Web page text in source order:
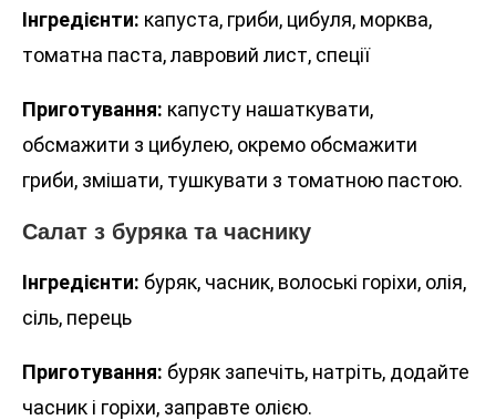
Інгредієнти: капуста, гриби, цибуля, морква,
томатна паста, лавровий лист, спеції
Приготування: капусту нашаткувати,
обсмажити з цибулею, окремо обсмажити
гриби, змішати, тушкувати з томатною пастою.
Салат з буряка та часнику
Інгредієнти: буряк, часник, волоські горіхи, олія,
сіль, перець
Приготування: буряк запечіть, натріть, додайте
часник і горіхи, заправте олією.